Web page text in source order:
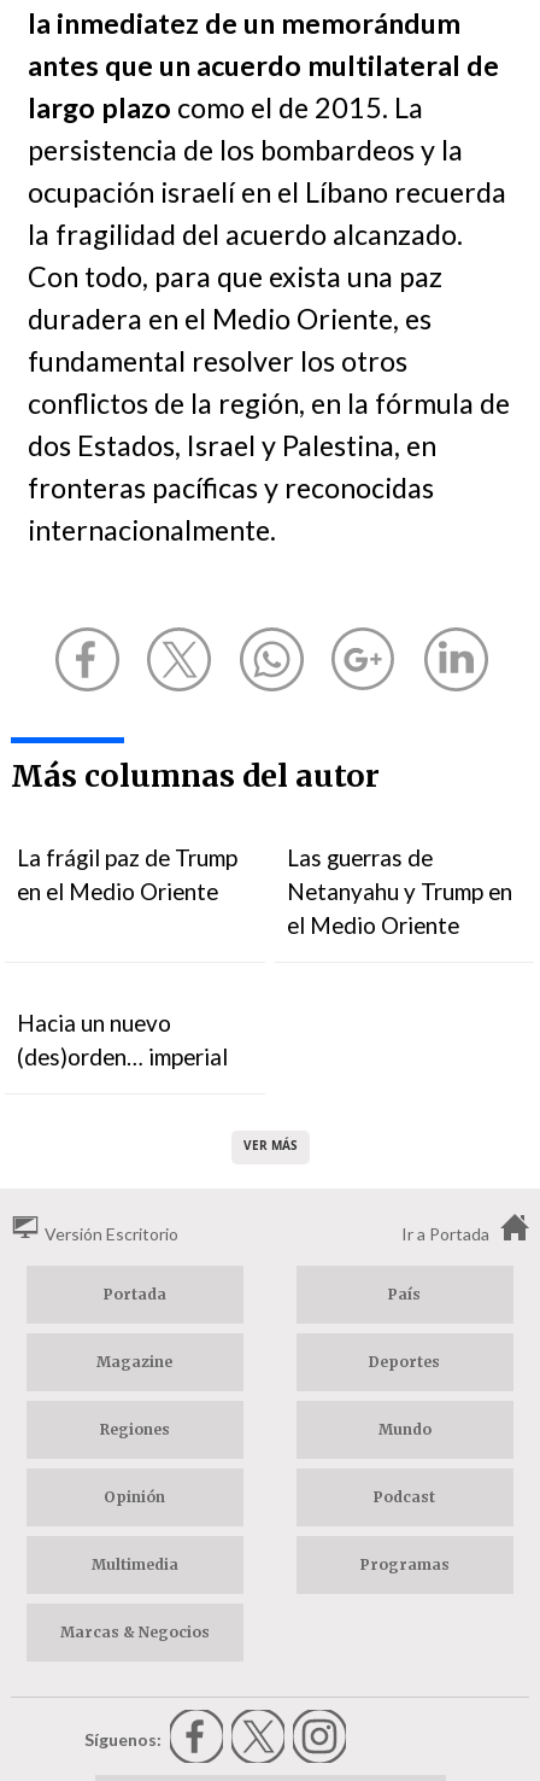
la inmediatez de un memorándum
antes que un acuerdo multilateral de
largo plazo como el de 2015. La
persistencia de los bombardeos y la
ocupación israelí en el Líbano recuerda
la fragilidad del acuerdo alcanzado.
Con todo, para que exista una paz
duradera en el Medio Oriente, es
fundamental resolver los otros
conflictos de la región, en la fórmula de
dos Estados, Israel y Palestina, en
fronteras pacíficas y reconocidas
internacionalmente.
Más columnas del autor
La frágil paz de Trump
en el Medio Oriente
Las guerras de
Netanyahu y Trump en
el Medio Oriente
Hacia un nuevo
(des)orden… imperial
VER MÁS
Versión Escritorio Ir a Portada
Portada País
Magazine Deportes
Regiones Mundo
Opinión Podcast
Multimedia Programas
Marcas & Negocios
Síguenos: